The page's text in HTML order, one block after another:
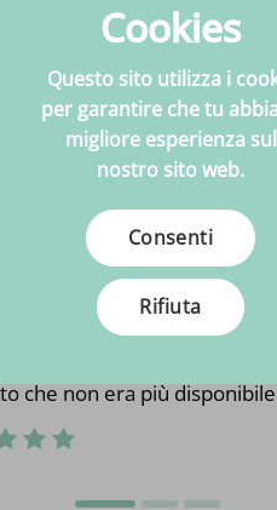
gestione dell'ordine. È
con un'alternativa
che non era più
Cookies
Questo sito utilizza i
per garantire che tu
migliore esperienza sul
nostro sito web.
Consenti
Rifiuta